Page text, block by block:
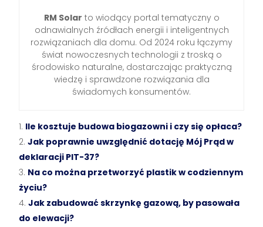
RM Solar to wiodący portal tematyczny o
odnawialnych źródłach energii i inteligentnych
rozwiązaniach dla domu. Od 2024 roku łączymy
świat nowoczesnych technologii z troską o
środowisko naturalne, dostarczając praktyczną
wiedzę i sprawdzone rozwiązania dla
świadomych konsumentów.
Ile kosztuje budowa biogazowni i czy się opłaca?
Jak poprawnie uwzględnić dotację Mój Prąd w
deklaracji PIT-37?
Na co można przetworzyć plastik w codziennym
życiu?
Jak zabudować skrzynkę gazową, by pasowała
do elewacji?